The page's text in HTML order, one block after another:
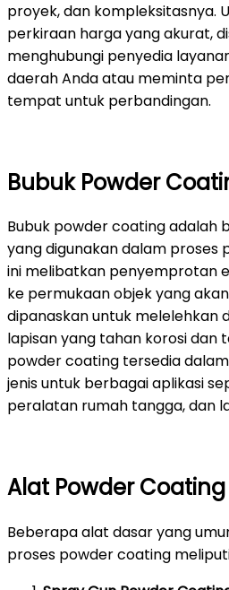
proyek, dan kompleksitasnya.
perkiraan harga yang akurat,
menghubungi penyedia
daerah Anda atau meminta
tempat untuk perbandingan.
Bubuk Powder
Bubuk powder coating adalah
yang digunakan dalam proses
ini melibatkan penyemprotan
ke permukaan objek yang
dipanaskan untuk melelehkan
lapisan yang tahan korosi dan
powder coating tersedia
jenis untuk berbagai aplikasi
peralatan rumah tangga, dan
Alat Powder Coating
Beberapa alat dasar yang
proses powder coating